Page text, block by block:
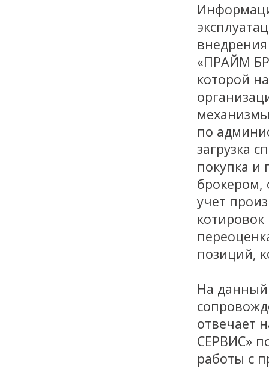
«ПРАЙМ
которой
по
загрузка
покупка и
брокером,
учет
позиций,
На данный
отвечает
СЕРВИС»
работы с